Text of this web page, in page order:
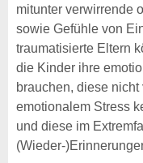
mitunter verwirrende
sowie Gefühle von
traumatisierte Eltern
die Kinder ihre
brauchen, diese
emotionalem Stress
und diese im
(Wieder-